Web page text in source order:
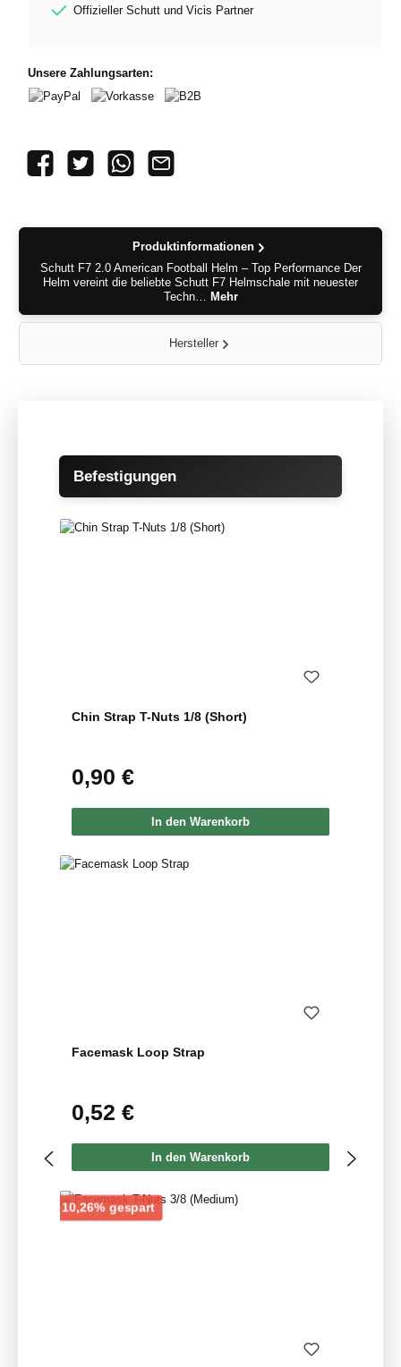
Offizieller Schutt und Vicis Partner
Unsere Zahlungsarten:
Produktinformationen
Schutt F7 2.0 American Football Helm – Top Performance Der
Helm vereint die beliebte Schutt F7 Helmschale mit neuester
Techn… Mehr
Hersteller
Produktgalerie überspringen
Befestigungen
Chin Strap T-Nuts 1/8 (Short)
Regulärer Preis:
0,90 €
In den Warenkorb
Facemask Loop Strap
Regulärer Preis:
0,52 €
In den Warenkorb
10,26% gespartRabatt